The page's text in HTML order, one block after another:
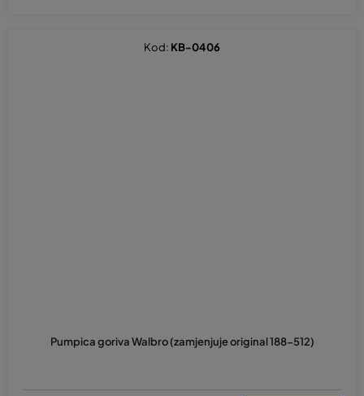
Pumpica goriva Walbro (zamjenjuje original 188-512)
Kod: KB-0406